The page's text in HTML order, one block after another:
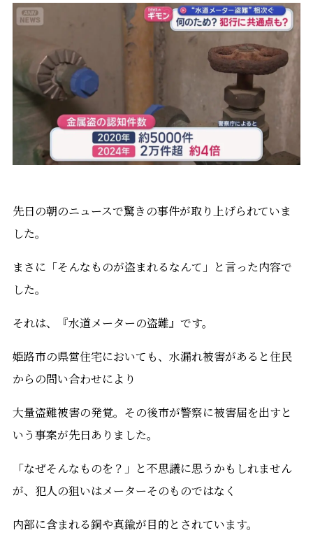
先日の朝のニュースで驚きの事件が取り上げられていま
した。
まさに「そんなものが盗まれるなんて」と言った内容で
した。
それは、『水道メーターの盗難』です。
姫路市の県営住宅においても、水漏れ被害があると住民
からの問い合わせにより
大量盗難被害の発覚。その後市が警察に被害届を出すと
いう事案が先日ありました。
「なぜそんなものを？」と不思議に思うかもしれません
が、犯人の狙いはメーターそのものではなく
内部に含まれる銅や真鍮が目的とされています。